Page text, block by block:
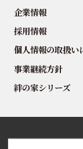
企業情報
採用情報
個人情報の取扱い
事業継続方針
絆の家シリーズ